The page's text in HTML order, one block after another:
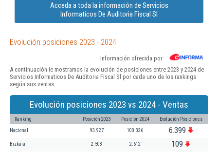
Acceda a toda la información de Servicios
Informaticos De Auditoria Fiscal Sl
Evolución posiciones 2023 - 2024
Información ofrecida por
A continuación le mostramos la evolución de posiciones entre 2023 y 2024 de
Servicios Informaticos De Auditoria Fiscal Sl por cada uno de los rankings
según sus ventas:
Evolución posiciones 2023 vs 2024 - Ventas
Ranking Posición 2023 Posición 2024 Evolución Posiciones
Nacional 93.927 100.326 6.399
Bizkaia 2.503 2.612 109